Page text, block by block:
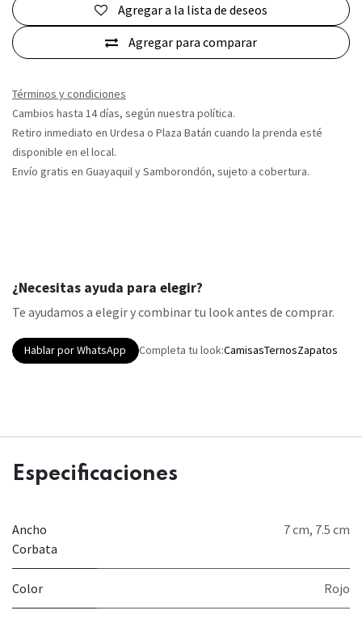
Agregar para comparar
Agregar a la lista de deseos
Términos y condiciones
Cambios hasta 14 días, según nuestra política.
Retiro inmediato en Urdesa o Plaza Batán cuando la prenda esté
disponible en el local.
Envío gratis en Guayaquil y Samborondón, sujeto a cobertura.
¿Necesitas ayuda para elegir?
Te ayudamos a elegir y combinar tu look antes de comprar.
Hablar por WhatsApp Completa tu look:CamisasTernosZapatos
Especificaciones
Ancho
Corbata
7 cm, 7.5 cm
Color Rojo